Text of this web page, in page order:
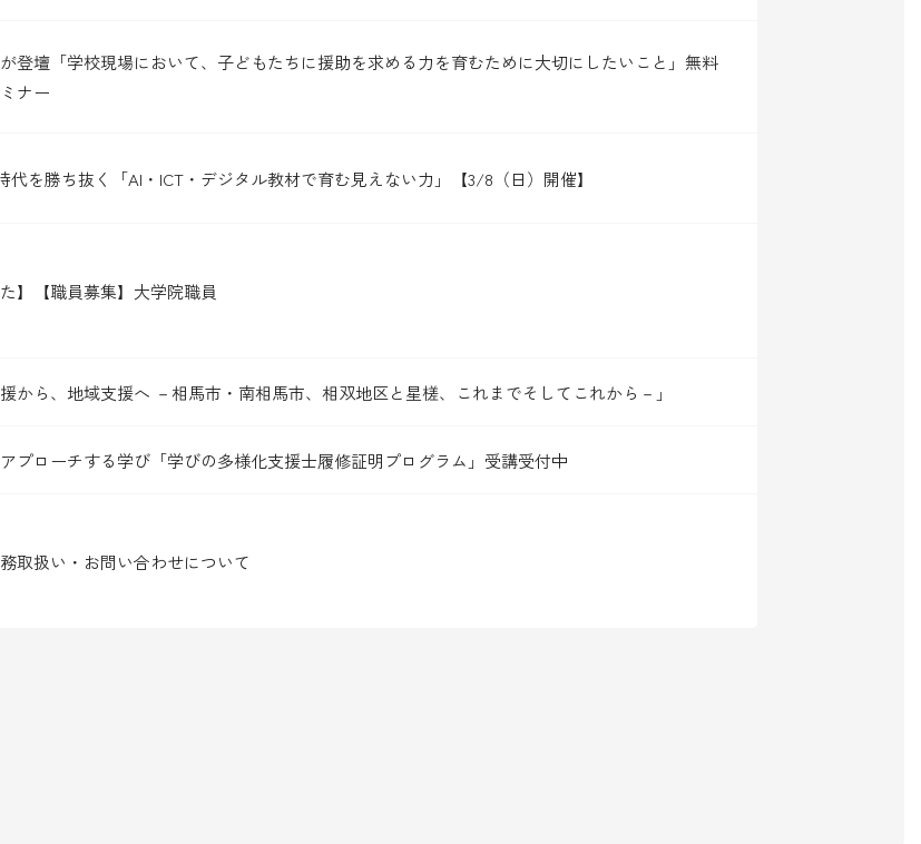
登壇「学校現場において、子どもたちに援助を求める力を育むために大切にしたいこと」無料
ナー
代を勝ち抜く「AI・ICT・デジタル教材で育む見えない力」【3/8（日）開催】
た】【職員募集】大学院職員
援から、地域支援へ －相馬市・南相馬市、相双地区と星槎、これまでそしてこれから－」
プローチする学び「学びの多様化支援士履修証明プログラム」受講受付中
取扱い・お問い合わせについて